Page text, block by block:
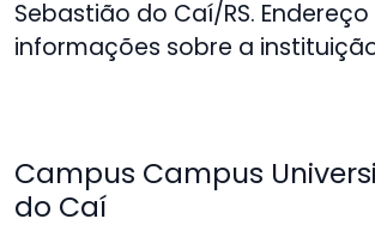
Sebastião do Caí/RS.
informações sobre a
Campus Campus
do Caí